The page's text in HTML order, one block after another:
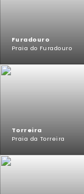
Furadouro
Praia do Furadouro
Torreira
Praia da Torreira